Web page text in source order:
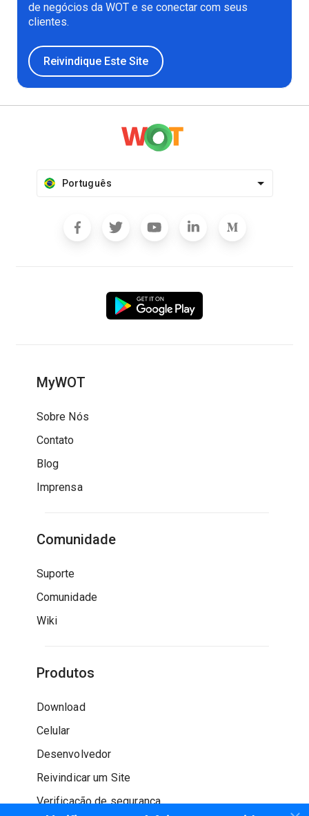
de negócios da WOT e se conectar com seus
clientes.
Reivindique Este Site
Português
MyWOT
Sobre Nós
Contato
Blog
Imprensa
Comunidade
Suporte
Comunidade
Wiki
Produtos
Download
Celular
Desenvolvedor
Reivindicar um Site
Verificação de segurança